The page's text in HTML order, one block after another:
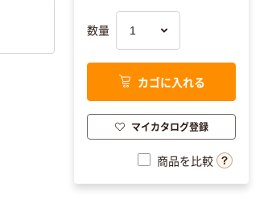
数量
カゴに入れる
マイカタログ登録
商品を比較